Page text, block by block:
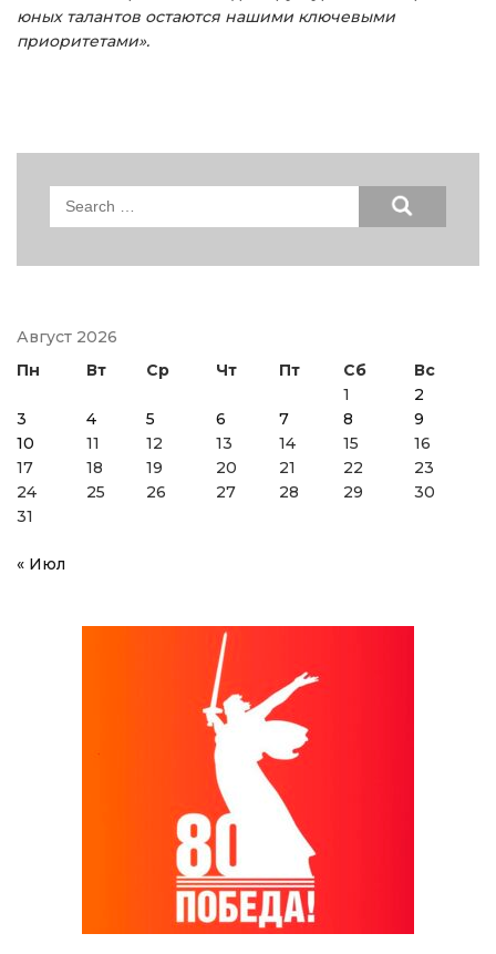
юных талантов остаются нашими ключевыми
приоритетами».
Search
Август 2026
Пн
Вт Ср Чт Пт Сб
Вс
1
2
3
4 5 6 7 8
9
10
11 12 13 14 15
16
17
18 19 20 21 22
23
24
25 26 27 28 29
30
31
« Июл